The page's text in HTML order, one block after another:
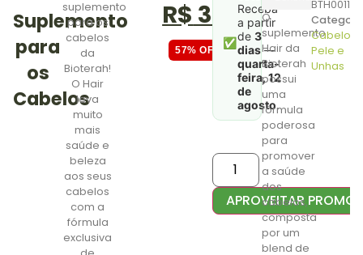
avaliação
de cliente
Suplemento
para
os
Cabelos
suplemento
para os
cabelos
da
Bioterah!
O Hair
leva
muito
mais
saúde e
beleza
aos seus
cabelos
com a
fórmula
exclusiva
R$ 39,00
57% OFF
✅
Receba
a partir
de 3
dias—
quarta-
feira, 12
de
agosto.
APROVEITAR
O
suplemento
Hair da
Bioterah
possui
uma
fórmula
poderosa
para
promover
a saúde
dos
cabelos,
composta
por um
blend de
BTH0011
Cabelo,
Pele e
Unhas